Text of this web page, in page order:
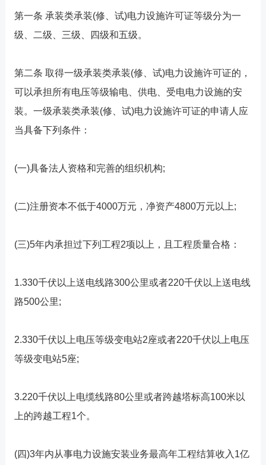
第一条 承装类承装(修、试)电力设施许可证等级分为一
级、二级、三级、四级和五级。
第二条 取得一级承装类承装(修、试)电力设施许可证的，
可以承担所有电压等级输电、供电、受电电力设施的安
装。一级承装类承装(修、试)电力设施许可证的申请人应
当具备下列条件：
(一)具备法人资格和完善的组织机构;
(二)注册资本不低于4000万元，净资产4800万元以上;
(三)5年内承担过下列工程2项以上，且工程质量合格：
1.330千伏以上送电线路300公里或者220千伏以上送电线
路500公里;
2.330千伏以上电压等级变电站2座或者220千伏以上电压
等级变电站5座;
3.220千伏以上电缆线路80公里或者跨越塔标高100米以
上的跨越工程1个。
(四)3年内从事电力设施安装业务最高年工程结算收入1亿